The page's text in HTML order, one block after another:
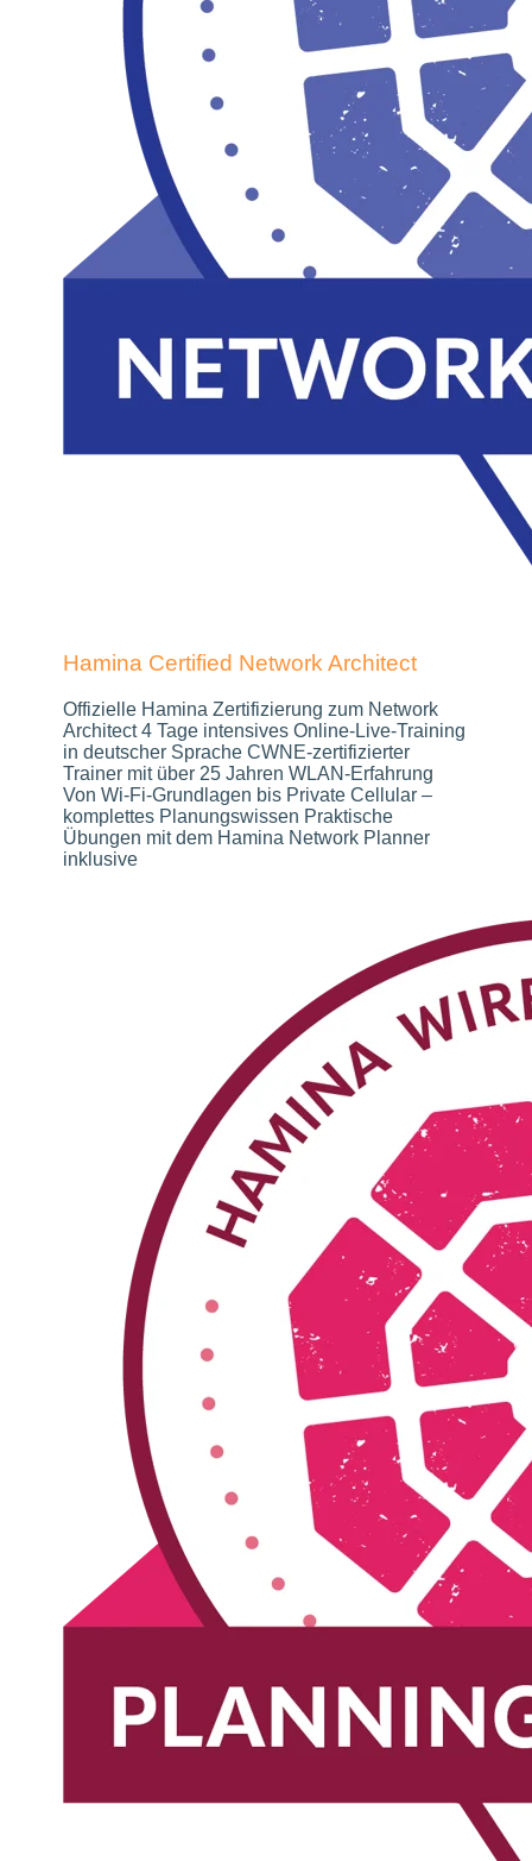
Hamina Certified Network Architect
Offizielle Hamina Zertifizierung zum Network
Architect 4 Tage intensives Online-Live-Training
in deutscher Sprache CWNE-zertifizierter
Trainer mit über 25 Jahren WLAN-Erfahrung
Von Wi-Fi-Grundlagen bis Private Cellular –
komplettes Planungswissen Praktische
Übungen mit dem Hamina Network Planner
inklusive